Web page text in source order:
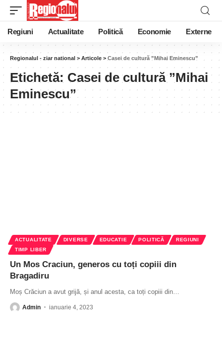
Regiuni Actualitate Politică Economie Externe
Regionalul - ziar national > Articole > Casei de cultură ”Mihai Eminescu”
Etichetă: Casei de cultură ”Mihai
Eminescu”
ACTUALITATE DIVERSE EDUCATIE POLITICĂ
REGIUNI
TIMP LIBER
Un Mos Craciun, generos cu toți copiii din
Bragadiru
Moș Crăciun a avut grijă, și anul acesta, ca toți copiii din
Admin ianuarie 4, 2023